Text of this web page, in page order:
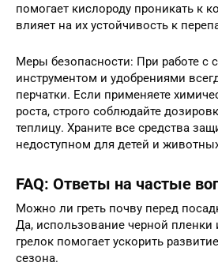
помогает кислороду проникать к
влияет на их устойчивость к
Меры безопасности: При работе с
инструментом и удобрениями
перчатки. Если применяете
роста, строго соблюдайте
теплицу. Храните все средства
недоступном для детей и
FAQ: Ответы на частые
Можно ли греть почву перед
Да, использование черной
грелок помогает ускорить
сезона.